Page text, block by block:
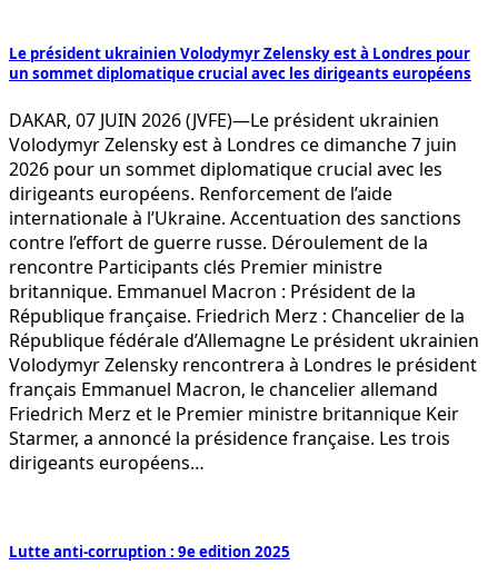
Le président ukrainien Volodymyr Zelensky est à Londres pour
un sommet diplomatique crucial avec les dirigeants européens
DAKAR, 07 JUIN 2026 (JVFE)—Le président ukrainien
Volodymyr Zelensky est à Londres ce dimanche 7 juin
2026 pour un sommet diplomatique crucial avec les
dirigeants européens. Renforcement de l’aide
internationale à l’Ukraine. Accentuation des sanctions
contre l’effort de guerre russe. Déroulement de la
rencontre Participants clés Premier ministre
britannique. Emmanuel Macron : Président de la
République française. Friedrich Merz : Chancelier de la
République fédérale d’Allemagne Le président ukrainien
Volodymyr Zelensky rencontrera à Londres le président
français Emmanuel Macron, le chancelier allemand
Friedrich Merz et le Premier ministre britannique Keir
Starmer, a annoncé la présidence française. Les trois
dirigeants européens…
Lutte anti-corruption : 9e edition 2025